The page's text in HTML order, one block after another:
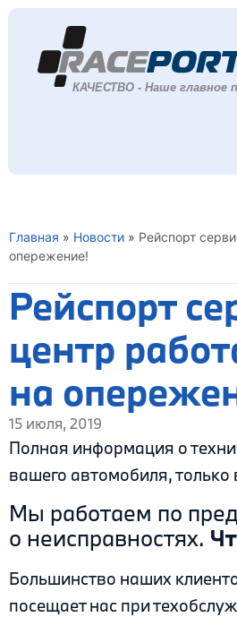
Главная » Новости » Рейспорт
опережение!
Рейспорт
центр
на
15 июля, 2019
Полная информация о
вашего автомобиля,
Мы работаем по
о неисправностях.
Большинство наших
посещает нас при